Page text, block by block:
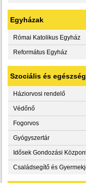
Egyházak
Római Katolikus Egyház
Református Egyház
Szociális és
Háziorvosi rendelő
Védőnő
Fogorvos
Gyógyszertár
Idősek Gondozási
Családsegítő és